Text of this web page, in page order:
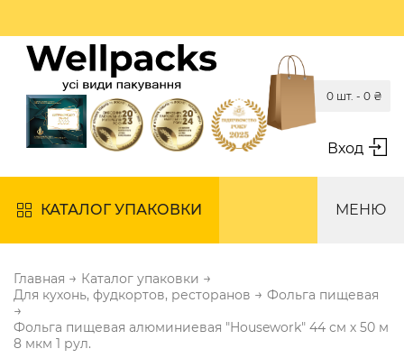
Вход
0 шт. - 0 ₴
КАТАЛОГ УПАКОВКИ МЕНЮ
Главная → Каталог упаковки →
Для кухонь, фудкортов, ресторанов → Фольга пищевая
→
Фольга пищевая алюминиевая "Housework" 44 см х 50 м
8 мкм 1 рул.